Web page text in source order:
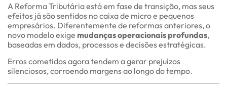
A Reforma Tributária está em fase de transição, mas seus
efeitos já são sentidos no caixa de micro e pequenos
empresários. Diferentemente de reformas anteriores, o
novo modelo exige mudanças operacionais profundas,
baseadas em dados, processos e decisões estratégicas.
Erros cometidos agora tendem a gerar prejuízos
silenciosos, corroendo margens ao longo do tempo.